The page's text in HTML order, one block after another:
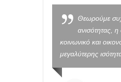
Θεωρούμε
ανισότητας,
κοινωνικό και
μεγαλύτερης